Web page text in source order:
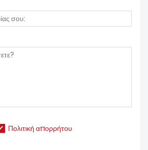
Πολιτική απορρήτου